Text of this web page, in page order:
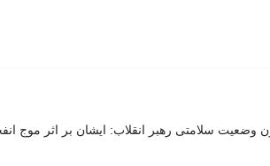
وضعیت سلامتی رهبر انقلاب: ایشان بر اثر موج